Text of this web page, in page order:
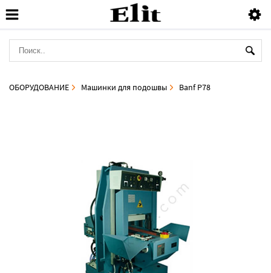
ОБОРУДОВАНИЕ Машинки для подошвы Banf P78